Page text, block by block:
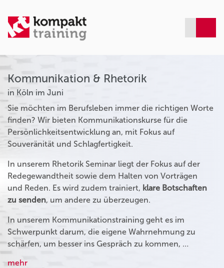
Kommunikation & Rhetorik
in Köln im Juni
Sie möchten im Berufsleben immer die richtigen Worte
finden? Wir bieten Kommunikationskurse für die
Persönlichkeitsentwicklung an, mit Fokus auf
Souveränität und Schlagfertigkeit.
In unserem Rhetorik Seminar liegt der Fokus auf der
Redegewandtheit sowie dem Halten von Vorträgen
und Reden. Es wird zudem trainiert, klare Botschaften
zu senden, um andere zu überzeugen.
In unserem Kommunikationstraining geht es im
Schwerpunkt darum, die eigene Wahrnehmung zu
schärfen, um besser ins Gespräch zu kommen, …
mehr